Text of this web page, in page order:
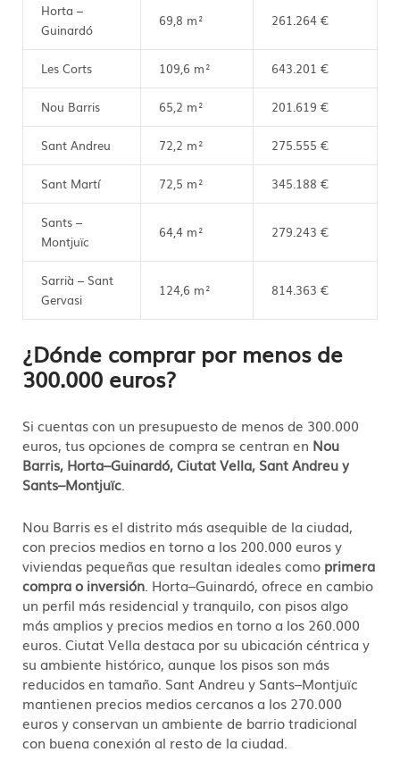
Horta –
Guinardó
69,8 m² 261.264 €
Les Corts 109,6 m² 643.201 €
Nou Barris 65,2 m² 201.619 €
Sant Andreu 72,2 m² 275.555 €
Sant Martí 72,5 m² 345.188 €
Sants –
Montjuïc
64,4 m² 279.243 €
Sarrià – Sant
Gervasi
124,6 m² 814.363 €
¿Dónde comprar por menos de
300.000 euros?
Si cuentas con un presupuesto de menos de 300.000
euros, tus opciones de compra se centran en Nou
Barris, Horta–Guinardó, Ciutat Vella, Sant Andreu y
Sants–Montjuïc
Nou Barris es el distrito más asequible de la ciudad,
con precios medios en torno a los 200.000 euros y
viviendas pequeñas que resultan ideales como primera
compra o inversión . Horta–Guinardó, ofrece en cambio
un perfil más residencial y tranquilo, con pisos algo
más amplios y precios medios en torno a los 260.000
euros. Ciutat Vella destaca por su ubicación céntrica y
su ambiente histórico, aunque los pisos son más
reducidos en tamaño. Sant Andreu y Sants–Montjuïc
mantienen precios medios cercanos a los 270.000
euros y conservan un ambiente de barrio tradicional
con buena conexión al resto de la ciudad.